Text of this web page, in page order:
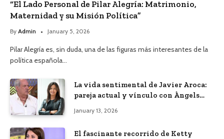
“El Lado Personal de Pilar Alegría: Matrimonio,
Maternidad y su Misión Política”
By Admin January 5, 2026
Pilar Alegría es, sin duda, una de las figuras más interesantes de la
política española…
La vida sentimental de Javier Aroca:
pareja actual y vínculo con Àngels
January 13, 2026
El fascinante recorrido de Ketty